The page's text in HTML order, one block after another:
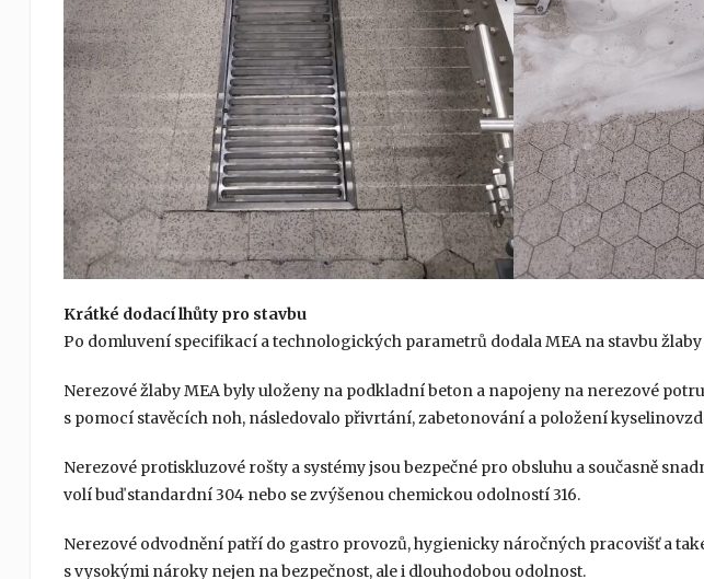
Krátké dodací lhůty pro stavbu
Po domluvení specifikací a technologických parametrů dodala MEA na stavbu
Nerezové žlaby MEA byly uloženy na podkladní beton a napojeny na nerezové
s pomocí stavěcích noh, následovalo přivrtání, zabetonování a položení
Nerezové protiskluzové rošty a systémy jsou bezpečné pro obsluhu a současně
volí buď standardní 304 nebo se zvýšenou chemickou odolností 316.
Nerezové odvodnění patří do gastro provozů, hygienicky náročných pracovišť a
s vysokými nároky nejen na bezpečnost, ale i dlouhodobou odolnost.